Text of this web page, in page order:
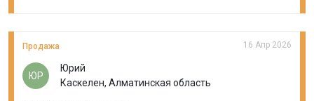
Продажа 16 Апр 2026
ЮР
Юрий
Каскелен, Алматинская область